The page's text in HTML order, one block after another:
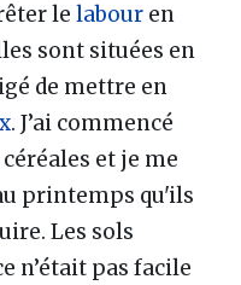
le labour en
sont situées en
de mettre en
. J’ai commencé
céréales et je me
printemps qu'ils
Les sols
n’était pas facile